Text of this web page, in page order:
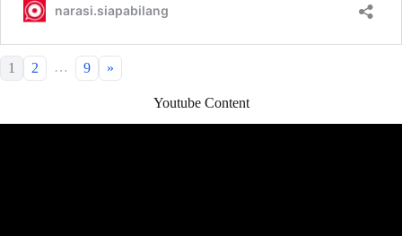
1 2 … 9 »
Youtube Content